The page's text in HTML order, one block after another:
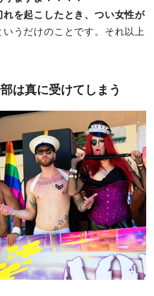
を起こしたとき、つい女性が
いうだけのことです。それ以上
は真に受けてしまう